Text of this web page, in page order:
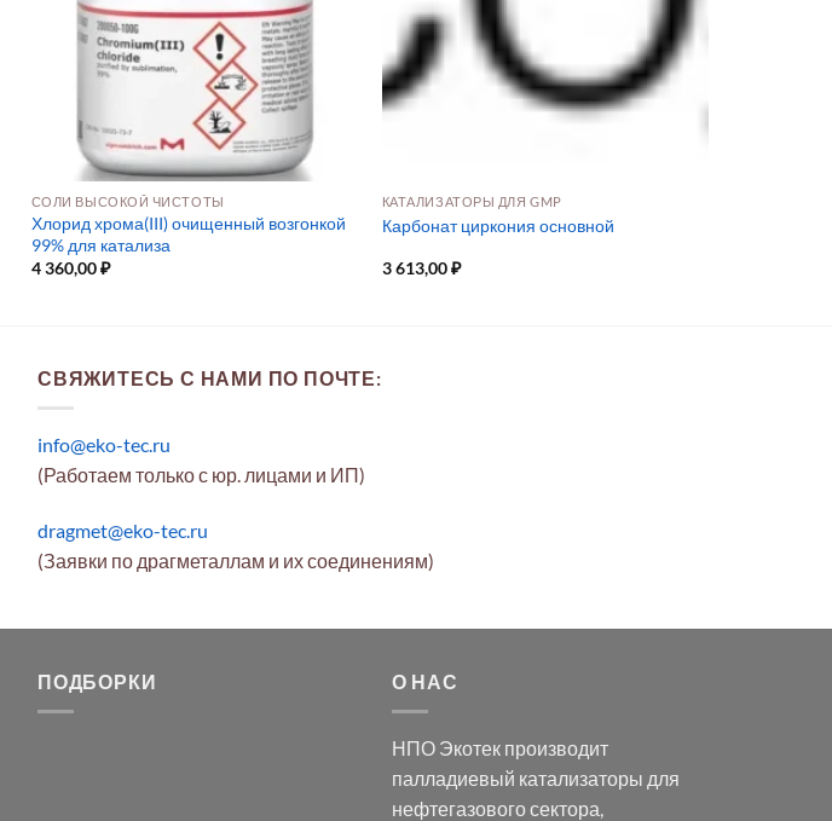
СОЛИ ВЫСОКОЙ ЧИСТОТЫ
Хлорид хрома(III) очищенный возгонкой
99% для катализа
4 360,00₽
КАТАЛИЗАТОРЫ ДЛЯ GMP
Карбонат циркония основной
3 613,00₽
СВЯЖИТЕСЬ С НАМИ ПО ПОЧТЕ:
info@eko-tec.ru
(Работаем только с юр. лицами и ИП)
dragmet@eko-tec.ru
(Заявки по драгметаллам и их соединениям)
ПОДБОРКИ О НАС
НПО Экотек производит
палладиевый катализаторы для
нефтегазового сектора,